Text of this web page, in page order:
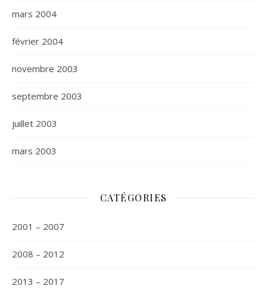
mars 2004
février 2004
novembre 2003
septembre 2003
juillet 2003
mars 2003
CATÉGORIES
2001 – 2007
2008 – 2012
2013 – 2017